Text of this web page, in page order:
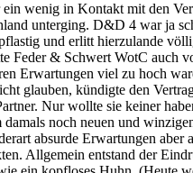
wenig in Kontakt mit den
unterging. D&D 4 war ja
und erlitt hierzulande
Feder & Schwert WotC auch
Erwartungen viel zu hoch
glauben, kündigte den
Nur wollte sie keiner
damals noch neuen und
absurde Erwartungen aber
Allgemein entstand der